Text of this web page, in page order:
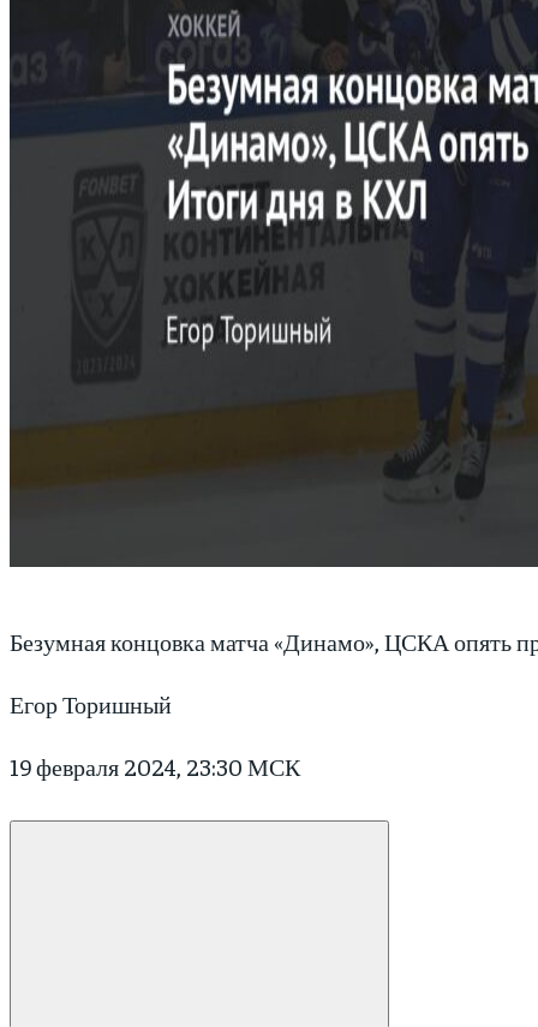
Безумная концовка матча «Динамо», ЦСКА опять
Егор Торишный
19 февраля 2024, 23:30 МСК